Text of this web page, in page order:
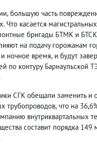
, большую часть
Что касается
бригады БТМК и
на подачу горожанам
ночное время, и будут
по контуру
СГК обещали заменить и
трубопроводов, что на
внутриквартальных
составит порядка